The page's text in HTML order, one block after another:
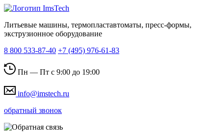
Литьевые машины, термопластавтоматы, пресс-формы,
экструзионное оборудование
8 800 533-87-40 +7 (495) 976-61-83
Пн — Пт с 9:00 до 19:00
info@imstech.ru
обратный звонок